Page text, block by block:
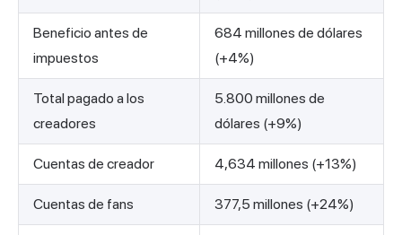
Beneficio antes de
impuestos
684 millones de dólares
(+4%)
Total pagado a los
creadores
5.800 millones de
dólares (+9%)
Cuentas de creador 4,634 millones (+13%)
Cuentas de fans 377,5 millones (+24%)